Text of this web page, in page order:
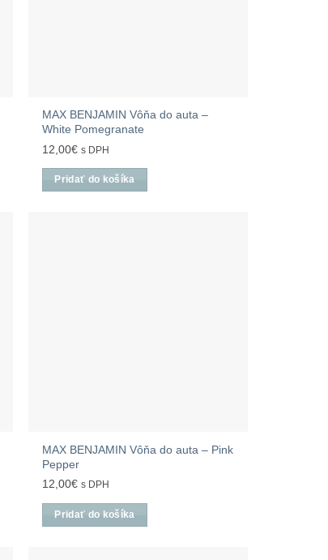
MAX BENJAMIN Vôňa do auta –
White Pomegranate
12,00€ s DPH
Pridať do košíka
MAX BENJAMIN Vôňa do auta – Pink
Pepper
12,00€ s DPH
Pridať do košíka